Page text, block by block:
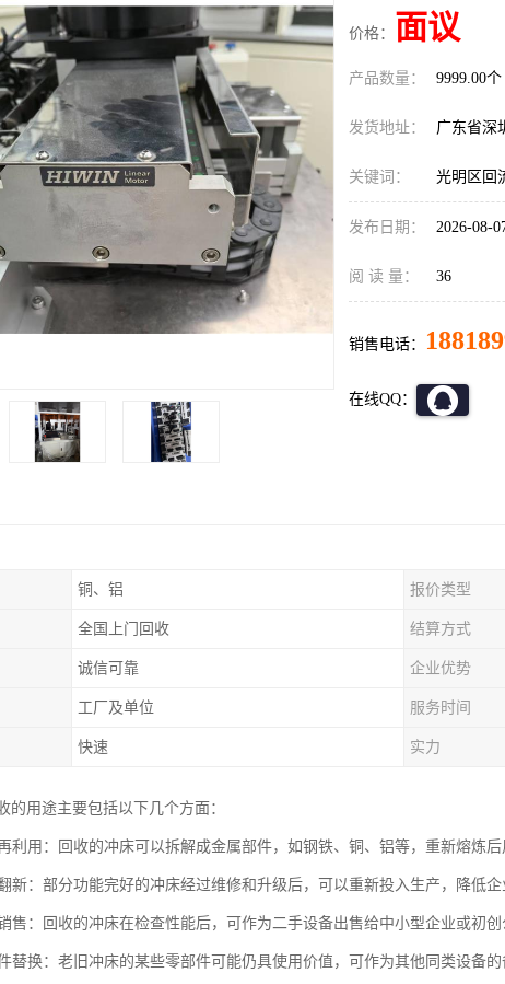
价格： 面议
产品数量： 9999.00个
发货地址： 广东省深
关键词： 光明区回
发布日期： 2026-08-
阅 读 量： 36
销售电话：
在线QQ：
铜、铝 报价类型
全国上门回收 结算方式
诚信可靠 企业优势
工厂及单位 服务时间
快速 实力
的用途主要包括以下几个方面：
利用：回收的冲床可以拆解成金属部件，如钢铁、铜、铝等，重新熔炼
新：部分功能完好的冲床经过维修和升级后，可以重新投入生产，降低企
售：回收的冲床在检查性能后，可作为二手设备出售给中小型企业或初创
替换：老旧冲床的某些零部件可能仍具使用价值，可作为其他同类设备的